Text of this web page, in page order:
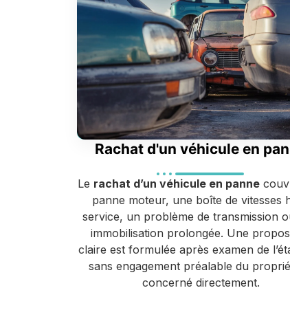
Rachat d'un véhicule en
Le rachat d’un véhicule en panne
panne moteur, une boîte de vitesses
service, un problème de transmission
immobilisation prolongée. Une
claire est formulée après examen de
sans engagement préalable du
concerné directement.